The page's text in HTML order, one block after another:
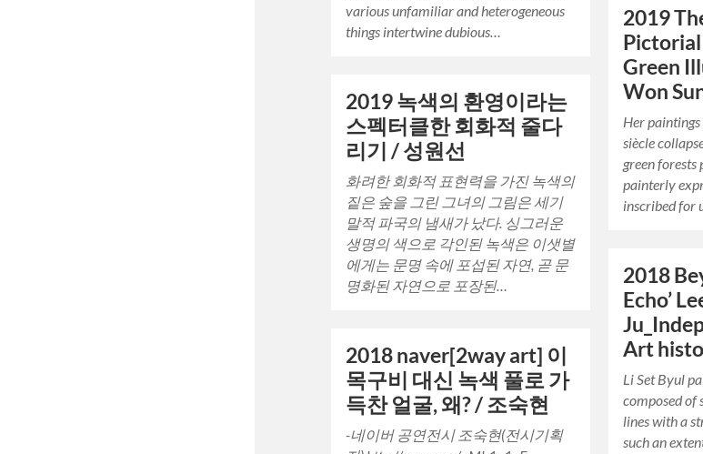
various unfamiliar and heterogeneous
things intertwine dubious…
2019
Green
Won
Her
siècle
green forests
painterly
inscribed for
2019 녹색의 환영이라는
스펙터클한 회화적 줄다
리기 / 성원선
화려한 회화적 표현력을 가진 녹색의
짙은 숲을 그린 그녀의 그림은 세기
말적 파국의 냄새가 났다. 싱그러운
생명의 색으로 각인된 녹색은 이샛별
에게는 문명 속에 포섭된 자연, 곧 문
명화된 자연으로 포장된…
2018
Echo’
Art
Li Set Byul
composed of
lines with a
such an
2018 naver[2way art] 이
목구비 대신 녹색 풀로 가
득찬 얼굴, 왜? / 조숙현
-네이버 공연전시 조숙현(전시기획